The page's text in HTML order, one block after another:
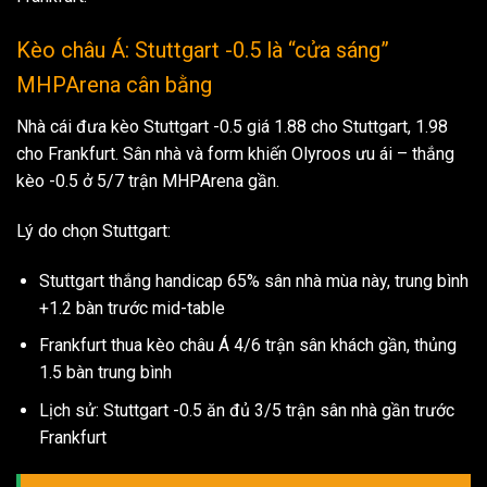
Kèo châu Á: Stuttgart -0.5 là “cửa sáng”
MHPArena cân bằng
Nhà cái đưa kèo Stuttgart -0.5 giá 1.88 cho Stuttgart, 1.98
cho Frankfurt. Sân nhà và form khiến Olyroos ưu ái – thắng
kèo -0.5 ở 5/7 trận MHPArena gần.
Lý do chọn Stuttgart:
Stuttgart thắng handicap 65% sân nhà mùa này, trung bình
+1.2 bàn trước mid-table
Frankfurt thua kèo châu Á 4/6 trận sân khách gần, thủng
1.5 bàn trung bình
Lịch sử: Stuttgart -0.5 ăn đủ 3/5 trận sân nhà gần trước
Frankfurt